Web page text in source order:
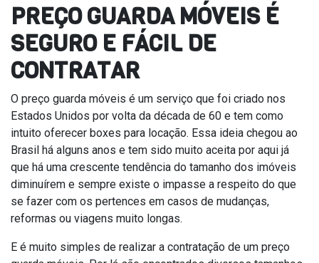
PREÇO GUARDA MÓVEIS É
SEGURO E FÁCIL DE
CONTRATAR
O preço guarda móveis é um serviço que foi criado nos
Estados Unidos por volta da década de 60 e tem como
intuito oferecer boxes para locação. Essa ideia chegou ao
Brasil há alguns anos e tem sido muito aceita por aqui já
que há uma crescente tendência do tamanho dos imóveis
diminuírem e sempre existe o impasse a respeito do que
se fazer com os pertences em casos de mudanças,
reformas ou viagens muito longas.
E é muito simples de realizar a contratação de um preço